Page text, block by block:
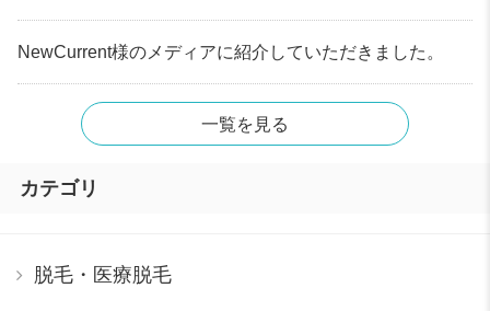
NewCurrent様のメディアに紹介していただきました。
一覧を見る
カテゴリ
脱毛・医療脱毛